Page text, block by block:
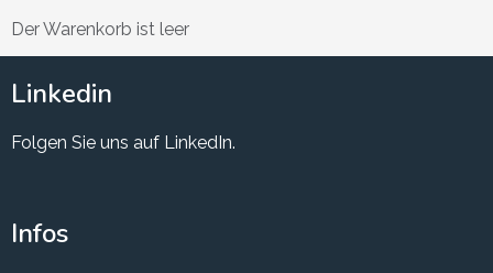
Der Warenkorb ist leer
Linkedin
Folgen Sie uns auf LinkedIn.
Infos